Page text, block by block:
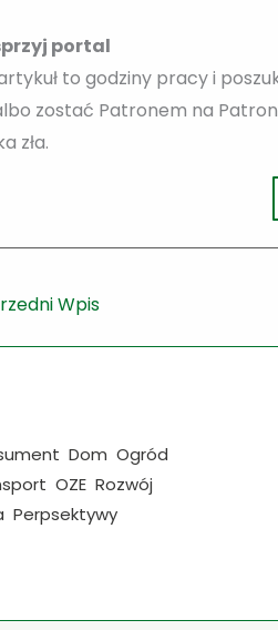
portal
to godziny pracy i
zostać Patronem na
zła.
Wpis
Dom Ogród
OZE Rozwój
Perpsektywy